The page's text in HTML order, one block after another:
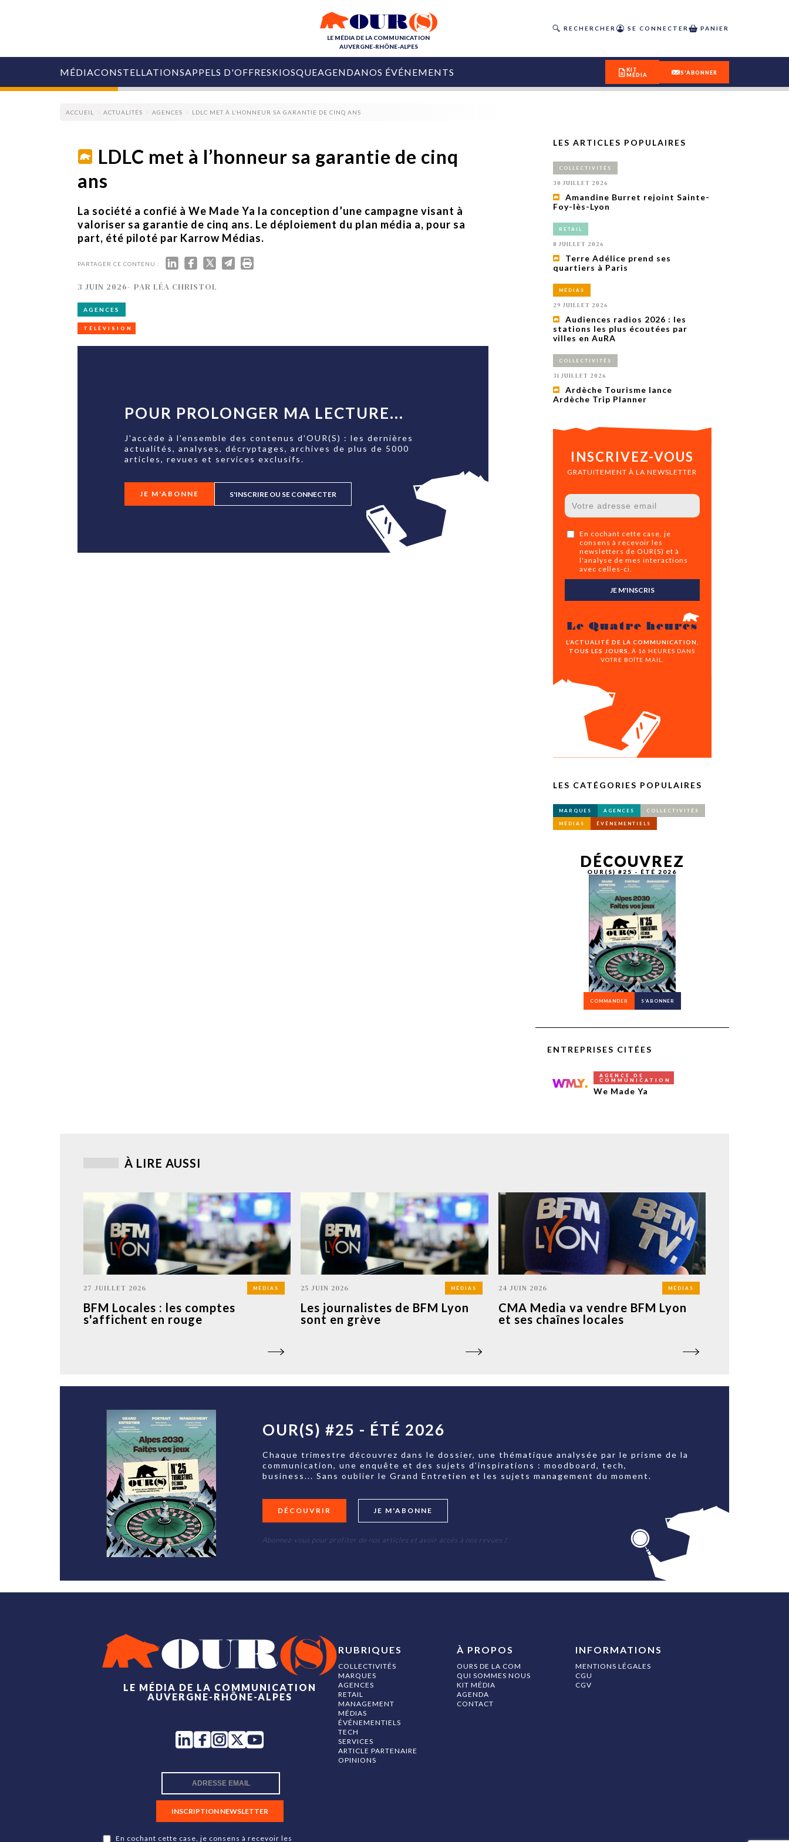
LE MÉDIA DE LA COMMUNICATION
AUVERGNE-RHÔNE-ALPES
RECHERCHER SE CONNECTER PANIER
MÉDIA
COLLECTIVITÉS
AGENCES
RETAIL
MÉDIAS
MANAGEMENT
TECH
OPINIONS
LA REVUE
ARTICLE
PARTENAIRE
est décédé
Tourisme lance
Ardèche Trip
29 JUILLET 2026
[Debrief] Loire Tourisme
la déconnexion, en digital et au cinéma.
marketing et communication, revient sur
DÉCOUVREZ
OUR(S) #25 - ÉTÉ 2026
M’ABONNER À OURSCOM PENDANT
1 AN
CONSTELLATIONSAPPELS D'OFFRESKIOSQUEAGENDANOS ÉVÉNEMENTS
OURS DU DIGITAL
KIT
MÉDIA
S'ABONNER
ACCUEIL ACTUALITÉS AGENCES LDLC MET À L’HONNEUR SA GARANTIE DE CINQ ANS
LDLC met à l’honneur sa garantie de cinq
ans
La société a confié à We Made Ya la conception d’une campagne visant à
valoriser sa garantie de cinq ans. Le déploiement du plan média a, pour sa
part, été piloté par Karrow Médias.
PARTAGER CE CONTENU :
3 JUIN 2026- PARLÉA CHRISTOL
AGENCES
TÉLÉVISION
POUR PROLONGER MA LECTURE...
J'accède à l'ensemble des contenus d'OUR(S) : les dernières
actualités, analyses, décryptages, archives de plus de 5000
articles, revues et services exclusifs.
JE M'ABONNE S'INSCRIRE OU SE CONNECTER
LES ARTICLES POPULAIRES
COLLECTIVITÉS
30 JUILLET 2026
Amandine Burret rejoint Sainte-
Foy-lès-Lyon
RETAIL
8 JUILLET 2026
Terre Adélice prend ses
quartiers à Paris
MÉDIAS
29 JUILLET 2026
Audiences radios 2026 : les
stations les plus écoutées par
villes en AuRA
COLLECTIVITÉS
31 JUILLET 2026
Ardèche Tourisme lance
Ardèche Trip Planner
INSCRIVEZ-VOUS
GRATUITEMENT À LA NEWSLETTER
En cochant cette case, je
consens à recevoir les
newsletters de OUR(S) et à
l'analyse de mes interactions
avec celles-ci.
JE M'INSCRIS
Le Quatre heures
L’ACTUALITÉ DE LA COMMUNICATION,
TOUS LES JOURS,
À 16 HEURES DANS
VOTRE BOÎTE MAIL.
LES CATÉGORIES POPULAIRES
MARQUES AGENCES COLLECTIVITÉS
MÉDIAS ÉVÉNEMENTIELS
DÉCOUVREZ
OUR(S) #25 - ÉTÉ 2026
COMMANDER S’ABONNER
ENTREPRISES CITÉES
AGENCE DE
COMMUNICATION
We Made Ya
À LIRE AUSSI
27 JUILLET 2026 MÉDIAS
BFM Locales : les comptes
s'affichent en rouge
25 JUIN 2026 MÉDIAS
Les journalistes de BFM Lyon
sont en grève
24 JUIN 2026 MÉDIAS
CMA Media va vendre BFM Lyon
et ses chaînes locales
OUR(S) #25 - ÉTÉ 2026
Chaque trimestre découvrez dans le dossier, une thématique analysée par le prisme de la
communication, une enquête et des sujets d'inspirations : moodboard, tech,
business... Sans oublier le Grand Entretien et les sujets management du moment.
DÉCOUVRIR JE M'ABONNE
Abonnez-vous pour profiter de nos articles et avoir accès à nos revues !
LE MÉDIA DE LA COMMUNICATION
AUVERGNE-RHÔNE-ALPES
INSCRIPTION NEWSLETTER
En cochant cette case, je consens à recevoir les
RUBRIQUES
COLLECTIVITÉS
MARQUES
AGENCES
RETAIL
MANAGEMENT
MÉDIAS
ÉVÉNEMENTIELS
TECH
SERVICES
ARTICLE PARTENAIRE
OPINIONS
À PROPOS
OURS DE LA COM
QUI SOMMES NOUS
KIT MÉDIA
AGENDA
CONTACT
INFORMATIONS
MENTIONS LÉGALES
CGU
CGV